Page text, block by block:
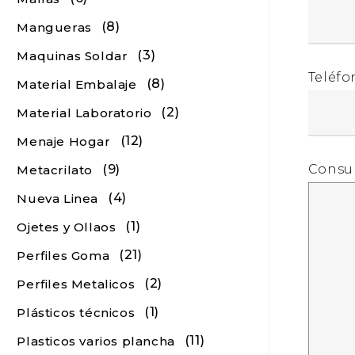
Mangueras
(8)
Maquinas Soldar
(3)
Material Embalaje
(8)
Material Laboratorio
(2)
Menaje Hogar
(12)
Metacrilato
(9)
Nueva Linea
(4)
Ojetes y Ollaos
(1)
Perfiles Goma
(21)
Perfiles Metalicos
(2)
Plásticos técnicos
(1)
Plasticos varios plancha
(11)